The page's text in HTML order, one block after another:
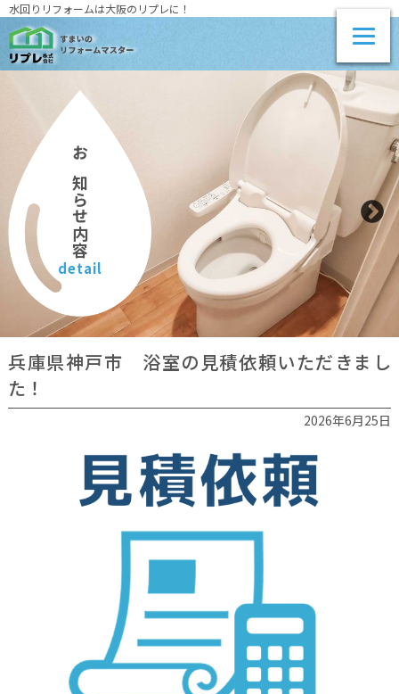
水回りリフォームは大阪のリプレに！
お知らせ内容
detail
兵庫県神戸市 浴室の見積依頼いただきまし
た！
2026年6月25日